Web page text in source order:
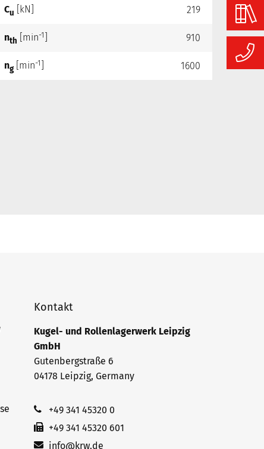
Cu [kN] 219
nth [min-1 910
ng[min-1 1600
Kontakt
Kugel- und Rollenlagerwerk Leipzig
GmbH
Gutenbergstraße 6
04178 Leipzig, Germany
+49 341 45320 0
+49 341 45320 601
info@krw.de